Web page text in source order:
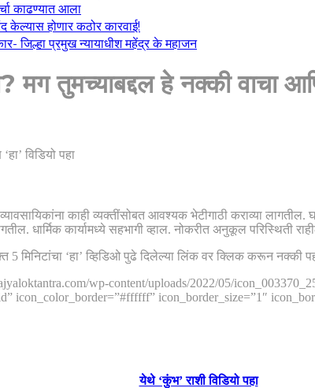
काढण्यात आला
केल्यास होणार कठोर कारवाई!
जिल्हा प्रमुख न्यायाधीश महेंद्र के महाजन
तुमच्याबद्दल हे नक्की वाचा आणि
काही व्यक्तींसोबत आवश्यक भेटीगाठी कराव्या
धार्मिक कार्यामध्ये सहभागी व्हाल. नोकरीत अनुकूल परिस्थिती
5 मिनिटांचा ‘हा’ व्हिडिओ पुढे दिलेल्या लिंक वर क्लिक करून नक्की
wp-content/uploads/2022/05/
icon_color_border=”#ffffff” icon_border_size=”1″
येथे ‘कुंभ’ राशी विडियो पहा